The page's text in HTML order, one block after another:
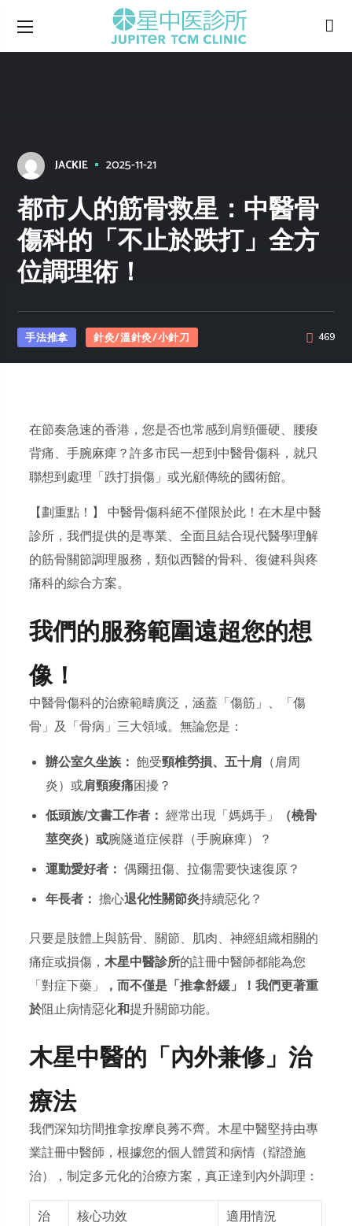
JACKIE 2025-11-21
都市人的筋骨救星：中醫骨
傷科的「不止於跌打」全方
位調理術！
手法推拿 針灸/溫針灸/小針刀 469
在節奏急速的香港，您是否也常感到肩頸僵硬、腰痠
背痛、手腕麻痺 ？許多市民一想到中醫骨傷科，就只
聯想到處理「跌打損傷」或光顧傳統的國術館。
【劃重點！】 中醫骨傷科絕不僅限於此！在木星中醫
診所 ，我們提供的是專業、全面且結合現代醫學理解
的筋骨關節調理服務，類似西醫的骨科、復健科與疼
痛科的綜合方案。
我們的服務範圍遠超您的想
像！
中醫骨傷科的治療範疇廣泛，涵蓋「傷筋」、「傷
骨」及「骨病」三大領域。無論您是：
辦公室久坐族： 飽受頸椎勞損、五十肩 （肩周
炎）或肩頸痠痛困擾？
低頭族/文書工作者： 經常出現「媽媽手」
（橈骨
莖突炎）或腕隧道症候群（手腕麻痺）？
運動愛好者： 偶爾扭傷、拉傷需要快速復原？
年長者： 擔心退化性關節炎持續惡化？
只要是肢體上與筋骨、關節、肌肉、神經組織相關的
痛症或損傷，木星中醫診所的註冊中醫師都能為您
「對症下藥」
，而不僅是「推拿舒緩」！我們更著重
於阻止病情惡化和提升關節功能。
木星中醫的「內外兼修」治
療法
我們深知坊間推拿按摩良莠不齊。木星中醫堅持由專
業註冊中醫師 ，根據您的個人體質和病情（辯證施
治），制定多元化的治療方案，真正達到內外調理 ：
治
核心功效 適用情況